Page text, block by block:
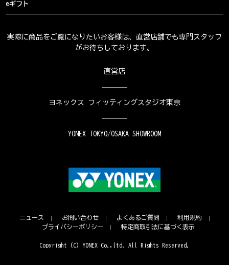
eギフト
実際に商品をご覧になりたいお客様は、直営店舗でも専門スタッフ
がお待ちしております。
直営店
ヨネックス フィッティングスタジオ東京
YONEX TOKYO/OSAKA SHOWROOM
ニュース お問い合わせ よくあるご質問
利用規約
プライバシーポリシー
特定商取引法に基づく表示
Copyright (C) YONEX Co.,ltd. All Rights Reserved.